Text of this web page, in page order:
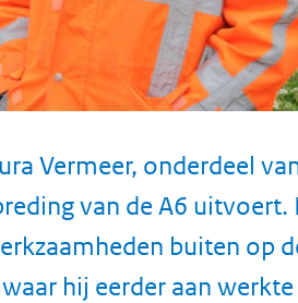
Vermeer, onderdeel
van de A6 uitvoert.
buiten op
hij eerder aan